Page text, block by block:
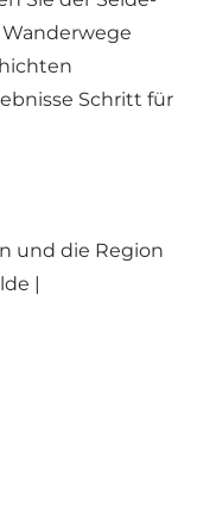
Schritt für
und die Region
|